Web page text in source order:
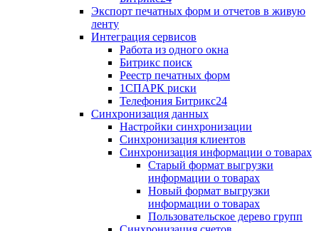
Экспорт печатных форм и отчетов в живую
ленту
Интеграция сервисов
Работа из одного окна
Битрикс поиск
Реестр печатных форм
1СПАРК риски
Телефония Битрикс24
Синхронизация данных
Настройки синхронизации
Синхронизация клиентов
Синхронизация информации о товарах
Старый формат выгрузки
информации о товарах
Новый формат выгрузки
информации о товарах
Пользовательское дерево групп